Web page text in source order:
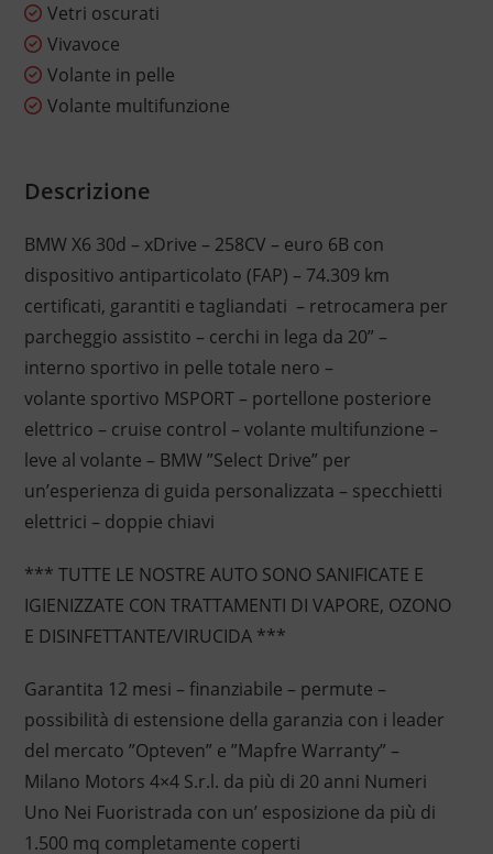
Vetri oscurati
Vivavoce
Volante in pelle
Volante multifunzione
Descrizione
BMW X6 30d – xDrive – 258CV – euro 6B con
dispositivo antiparticolato (FAP) – 74.309 km
certificati, garantiti e tagliandati – retrocamera per
parcheggio assistito – cerchi in lega da 20” –
interno sportivo in pelle totale nero –
volante sportivo MSPORT – portellone posteriore
elettrico – cruise control – volante multifunzione –
leve al volante – BMW ”Select Drive” per
un’esperienza di guida personalizzata – specchietti
elettrici – doppie chiavi
*** TUTTE LE NOSTRE AUTO SONO SANIFICATE E
IGIENIZZATE CON TRATTAMENTI DI VAPORE, OZONO
E DISINFETTANTE/VIRUCIDA ***
Garantita 12 mesi – finanziabile – permute –
possibilità di estensione della garanzia con i leader
del mercato ”Opteven” e ”Mapfre Warranty” –
Milano Motors 4×4 S.r.l. da più di 20 anni Numeri
Uno Nei Fuoristrada con un’ esposizione da più di
1.500 mq completamente coperti